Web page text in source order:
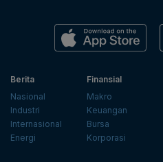
Berita
Nasional
Industri
Internasional
Energi
Finansial
Makro
Keuangan
Bursa
Korporasi